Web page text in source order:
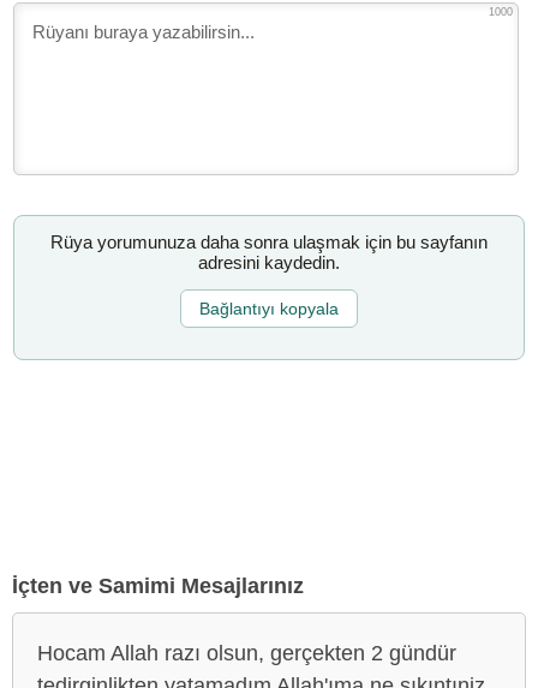
1000
Rüya yorumunuza daha sonra ulaşmak için bu sayfanın
adresini kaydedin.
Bağlantıyı kopyala
İçten ve Samimi Mesajlarınız
Hocam Allah razı olsun, gerçekten 2 gündür